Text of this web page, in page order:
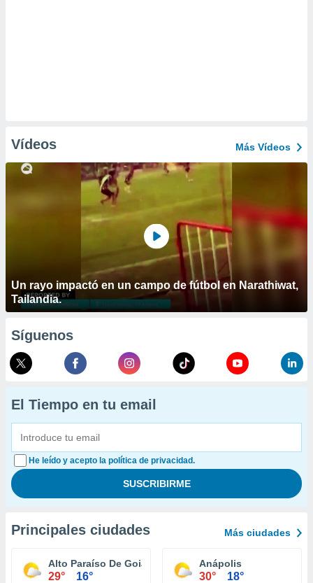
Vídeos Más Vídeos
Un rayo impactó en un campo de fútbol en Narathiwat,
Tailandia.
Síguenos
El Tiempo en tu email
He leído y acepto la política de privacidad.
Principales ciudades Más ciudades
Alto Paraíso De Goiás
29° 16°
Anápolis
30° 18°